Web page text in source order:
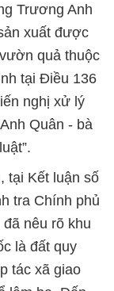
Trương Anh
xuất được
quả thuộc
tại Điều 136
nghị xử lý
Quân - bà
tại Kết luận số
tra Chính phủ
nêu rõ khu
là đất quy
tác xã giao